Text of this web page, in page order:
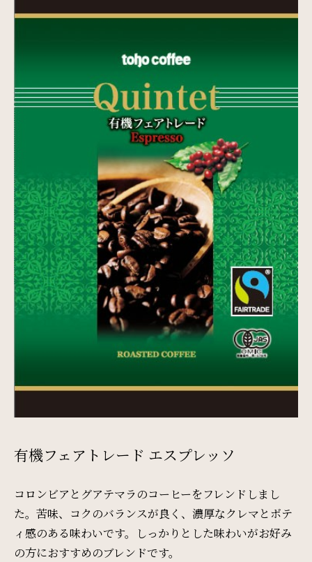
よくある質問
SDGsへの取り組み
Contact
お問い合わせ
オンラインショップ
特定商取引法に基づく表記
有機フェアトレード エスプレッソ
コロンビアとグアテマラのコーヒーをフレンドしまし
た。苦味、コクのバランスが良く、濃厚なクレマとボテ
ィ感のある味わいです。しっかりとした味わいがお好み
の方におすすめのブレンドです。